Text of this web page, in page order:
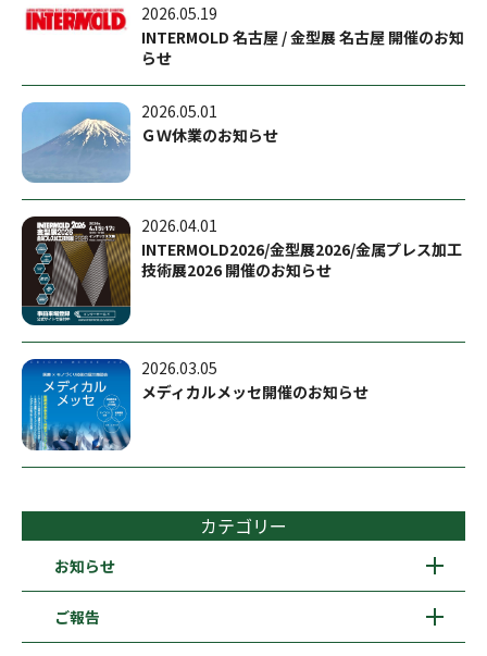
2026.05.19
INTERMOLD 名古屋 / 金型展 名古屋 開催のお知
らせ
2026.05.01
ＧＷ休業のお知らせ
2026.04.01
INTERMOLD2026/金型展2026/金属プレス加工
技術展2026 開催のお知らせ
2026.03.05
メディカルメッセ開催のお知らせ
カテゴリー
お知らせ
ご報告